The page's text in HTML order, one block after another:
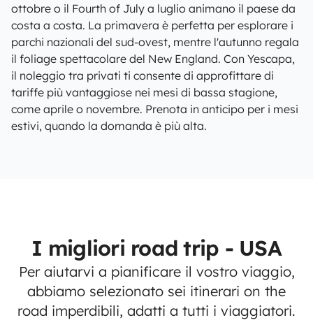
ottobre o il Fourth of July a luglio animano il paese da
costa a costa. La primavera è perfetta per esplorare i
parchi nazionali del sud-ovest, mentre l'autunno regala
il foliage spettacolare del New England. Con Yescapa,
il noleggio tra privati ti consente di approfittare di
tariffe più vantaggiose nei mesi di bassa stagione,
come aprile o novembre. Prenota in anticipo per i mesi
estivi, quando la domanda è più alta.
I migliori road trip - USA
Per aiutarvi a pianificare il vostro viaggio,
abbiamo selezionato sei itinerari on the
road imperdibili, adatti a tutti i viaggiatori.